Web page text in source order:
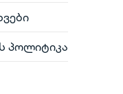
პოლიტიკა